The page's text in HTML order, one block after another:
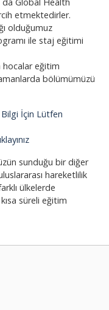
etmektedirler.
olduğumuz
ile staj eğitimi
hocalar eğitim
bölümümüzü
Bilgi İçin Lütfen
sunduğu bir diğer
hareketlilik
ülkelerde
süreli eğitim